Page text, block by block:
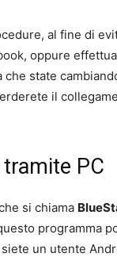
al fine di
oppure
state
il
PC
si chiama
programma
un utente